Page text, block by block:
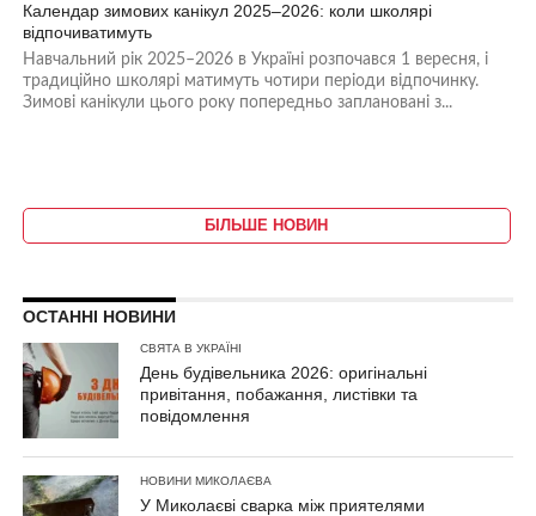
Календар зимових канікул 2025–2026: коли школярі
відпочиватимуть
Навчальний рік 2025–2026 в Україні розпочався 1 вересня, і
традиційно школярі матимуть чотири періоди відпочинку.
Зимові канікули цього року попередньо заплановані з...
БІЛЬШЕ НОВИН
ОСТАННІ НОВИНИ
СВЯТА В УКРАЇНІ
День будівельника 2026: оригінальні
привітання, побажання, листівки та
повідомлення
НОВИНИ МИКОЛАЄВА
У Миколаєві сварка між приятелями